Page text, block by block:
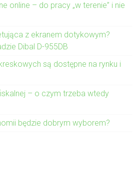
online – do pracy „w terenie” i nie
z ekranem dotykowym?
Dibal D-955DB
są dostępne na rynku i
– o czym trzeba wtedy
będzie dobrym wyborem?